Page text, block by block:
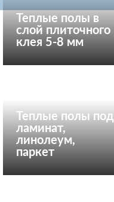
Теплые полы в
слой плиточного
клея 5-8 мм
Теплые полы под
ламинат,
линолеум,
паркет